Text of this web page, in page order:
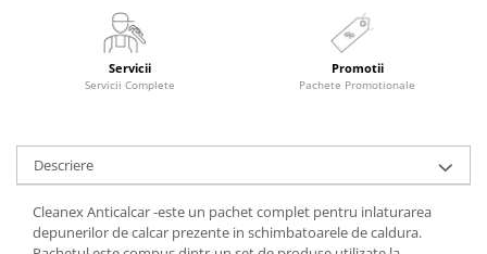
Servicii
Servicii Complete
Promotii
Pachete Promotionale
Descriere
Cleanex Anticalcar -este un pachet complet pentru inlaturarea
depunerilor de calcar prezente in schimbatoarele de caldura.